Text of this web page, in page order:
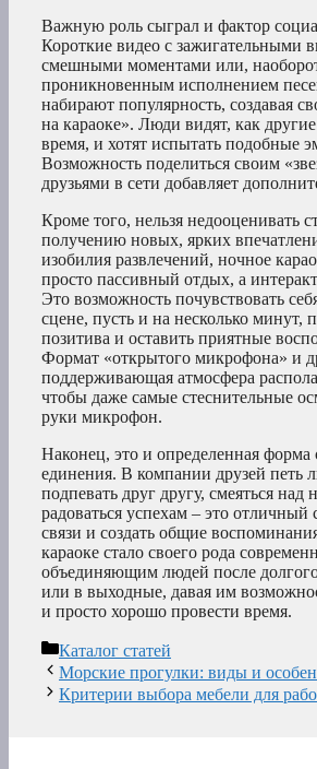
Важную роль сыграл и фактор
Короткие видео с зажигательными
смешными моментами или,
проникновенным исполнением
набирают популярность, создавая
на караоке». Люди видят, как
время, и хотят испытать подобные
Возможность поделиться своим
друзьями в сети добавляет
Кроме того, нельзя недооценивать
получению новых, ярких
изобилия развлечений, ночное
просто пассивный отдых, а
Это возможность почувствовать
сцене, пусть и на несколько минут,
позитива и оставить приятные
Формат «открытого микрофона» и
поддерживающая атмосфера
чтобы даже самые стеснительные
руки микрофон.
Наконец, это и определенная форма
единения. В компании друзей петь
подпевать друг другу, смеяться над
радоваться успехам – это отличный
связи и создать общие
караоке стало своего рода
объединяющим людей после
или в выходные, давая им
и просто хорошо провести время.
Рубрики
Каталог статей
Морские прогулки: виды и
Критерии выбора мебели для